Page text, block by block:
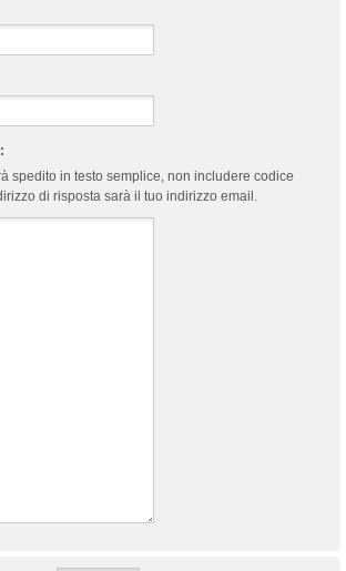
spedito in testo semplice, non includere codice
di risposta sarà il tuo indirizzo email.